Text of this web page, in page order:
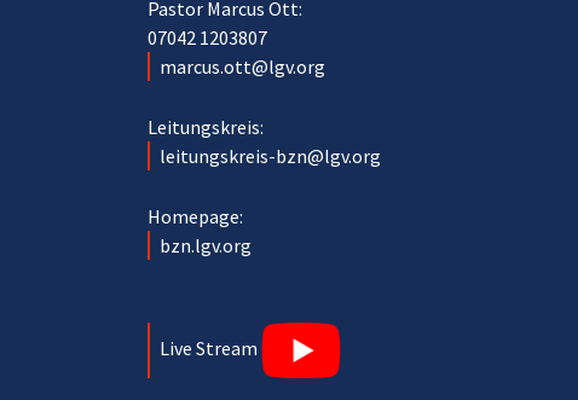
Pastor Marcus Ott:
07042 1203807
marcus.ott@lgv.org
Leitungskreis:
leitungskreis-bzn@lgv.org
Homepage:
bzn.lgv.org
Live Stream